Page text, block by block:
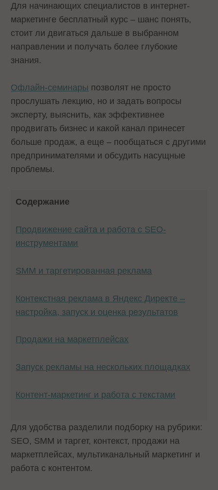
Для начинающих специалистов в интернет-
маркетинге бесплатный курс – шанс понять,
стоит ли двигаться дальше в выбранном
направлении и получать более глубокие
знания.
Офлайн-семинары позволят не просто
прослушать лекцию, но и задать вопросы
эксперту, выяснить, как эффективнее
продвигать бизнес и какой канал принесет
больше продаж, а еще – пообщаться с другими
предпринимателями и обсудить насущные
проблемы.
Содержание
Продвижение сайта и работа с SEO-
инструментами
SMM и таргетированная реклама
Контекстная реклама в Яндекс Директе –
настройка, запуск и оценка результатов
Продажи на маркетплейсах
Запуск рекламы на нескольких площадках
Контент-маркетинг и работа с текстами
Для удобства разделили подборку на рубрики:
SEO, SMM и таргет, контекст, продажи на
маркетплейсах, мультиканальный маркетинг и
работа с контентом.